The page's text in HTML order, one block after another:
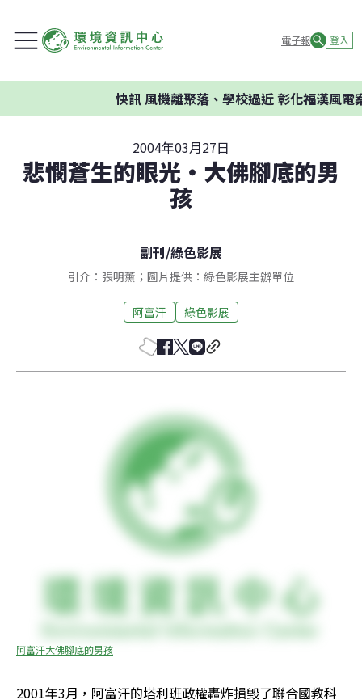
電子報 登入
快訊風機離聚落、學校過近 彰化福漢風電案環
2004年03月27日
悲憫蒼生的眼光‧大佛腳底的男
孩
副刊/綠色影展
引介：張明薰；圖片提供：綠色影展主辦單位
阿富汗 綠色影展
阿富汗大佛腳底的男孩
2001年3月，阿富汗的塔利班政權轟炸損毀了聯合國教科